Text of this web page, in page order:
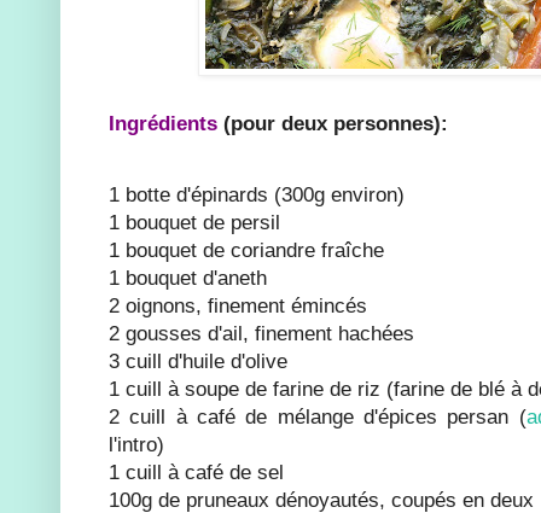
Ingrédients (pour deux personnes):
1 botte d'épinards (300g environ)
1 bouquet de persil
1 bouquet de coriandre fraîche
1 bouquet d'aneth
2 oignons, finement émincés
2 gousses d'ail, finement hachées
3 cuill d'huile d'olive
1 cuill à soupe de farine de riz (farine de blé à
2 cuill à café de mélange d'épices persan (
l'intro)
1 cuill à café de sel
100g de pruneaux dénoyautés, coupés en deux